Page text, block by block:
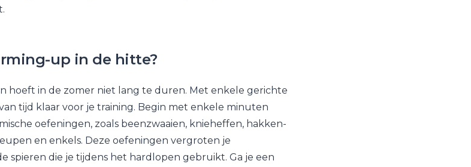
up in de hitte?
hoeft in de zomer niet lang te duren. Met enkele gerichte
tijd klaar voor je training. Begin met enkele minuten
oefeningen, zoals beenzwaaien, knieheffen, hakken-
en enkels. Deze oefeningen vergroten je
spieren die je tijdens het hardlopen gebruikt. Ga je een